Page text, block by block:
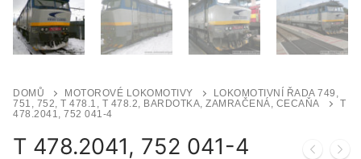
DOMŮ MOTOROVÉ LOKOMOTIVY
LOKOMOTIVNÍ ŘADA 749,
751, 752, T 478.1, T 478.2, BARDOTKA, ZAMRAČENÁ, CECAŇA
T
478.2041, 752 041-4
T 478.2041, 752 041-4